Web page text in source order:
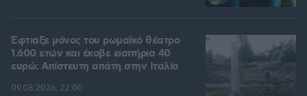
Έφτιαξε μόνος του ρωμαϊκό θέατρο
1.600 ετών και έκοβε εισιτήρια 40
ευρώ: Απίστευτη απάτη στην Ιταλία
09.08.2026, 22:00